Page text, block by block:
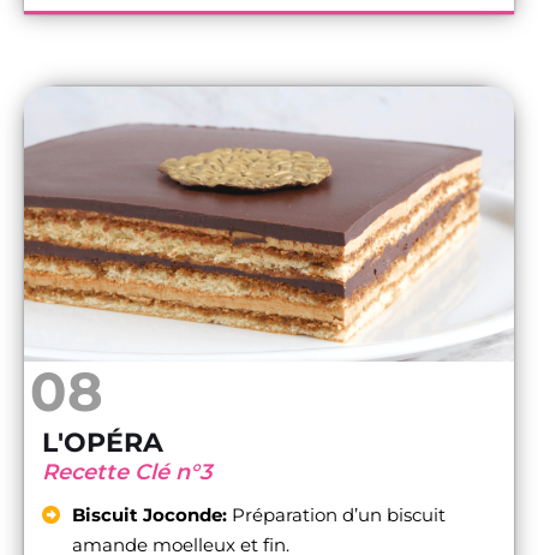
08
L'OPÉRA
Recette Clé n°3
Biscuit Joconde: Préparation d’un biscuit
amande moelleux et fin.